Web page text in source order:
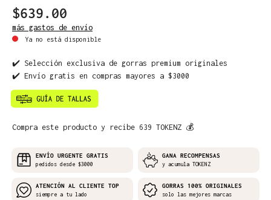
$639.00
más gastos de envío
Ya no está disponible
✔️ Selección exclusiva de gorras premium originales
✔️ Envío gratis en compras mayores a $3000
Compra este producto y recibe 639 TOKENZ 💰
ENVÍO URGENTE GRATIS
pedidos desde $3000
GANA RECOMPENSAS
y acumula TOKENZ
ATENCIÓN AL CLIENTE TOP
siempre a tu lado
GORRAS 100% ORIGINALES
solo las mejores marcas